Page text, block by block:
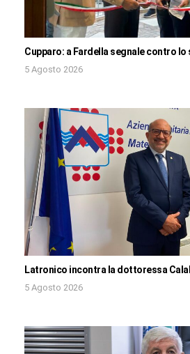
Cupparo: a Fardella segnale contro
5 Agosto 2026
Latronico incontra la dottoressa
5 Agosto 2026